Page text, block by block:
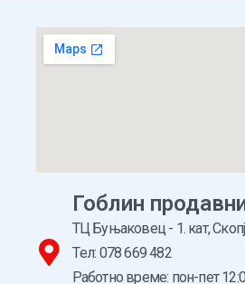
Гоблин
ТЦ Буњаковец - 1. кат,
Tел: 078 669 482
Работно време: пон-пет